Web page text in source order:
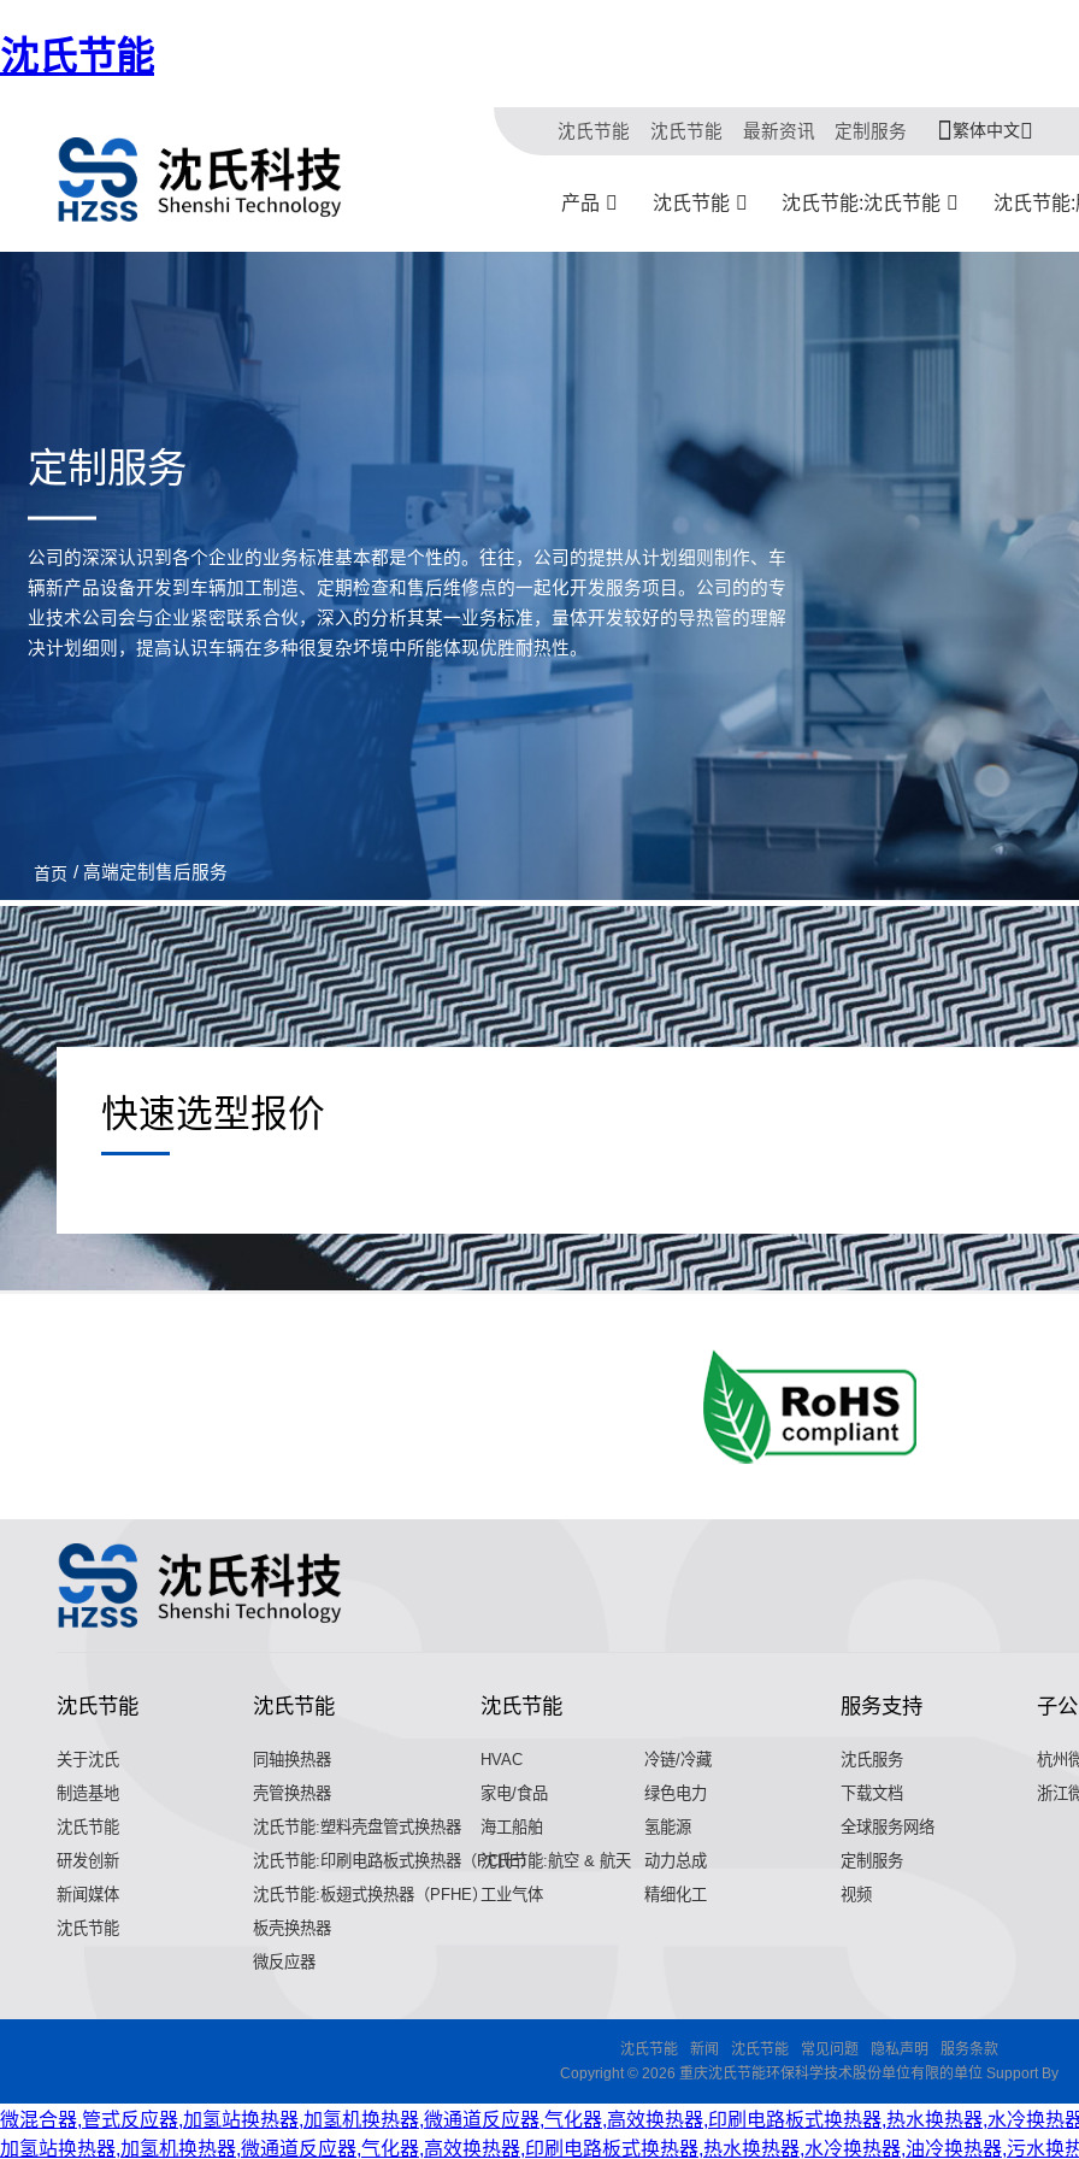
沈氏节能
沈氏节能 沈氏节能 最新资讯 定制服务 繁体中文
产品 沈氏节能 沈氏节能:沈氏节能 沈氏节能
定制服务
公司的深深认识到各个企业的业务标准基本都是个性的。往往，公司的提拱从计划细则制作、车
辆新产品设备开发到车辆加工制造、定期检查和售后维修点的一起化开发服务项目。公司的的专
业技术公司会与企业紧密联系合伙，深入的分析其某一业务标准，量体开发较好的导热管的理解
决计划细则，提高认识车辆在多种很复杂坏境中所能体现优胜耐热性。
首页 / 高端定制售后服务
快速选型报价
沈氏节能
关于沈氏
制造基地
沈氏节能
研发创新
新闻媒体
沈氏节能
沈氏节能
同轴换热器
壳管换热器
沈氏节能:塑料壳盘管式换热器
沈氏节能:印刷电路板式换热器（PCHE）
沈氏节能:板翅式换热器（PFHE）
板壳换热器
微反应器
沈氏节能
HVAC
冷链/冷藏
家电/食品
绿色电力
海工船舶
氢能源
沈氏节能:航空 & 航天
动力总成
工业气体
精细化工
服务支持
沈氏服务
下载文档
全球服务网络
定制服务
视频
子
杭州
浙江
沈氏节能 新闻 沈氏节能 常见问题 隐私声明
服务条款
Copyright © 2026 重庆沈氏节能环保科学技术股份单位有限的单位 Support By
微混合器,管式反应器,加氢站换热器,加氢机换热器,微通道反应器,气化器,高效换热器,印刷电路板式换热器,热水换热器,水冷换热
加氢站换热器,加氢机换热器,微通道反应器,气化器,高效换热器,印刷电路板式换热器,热水换热器,水冷换热器,油冷换热器,污水换